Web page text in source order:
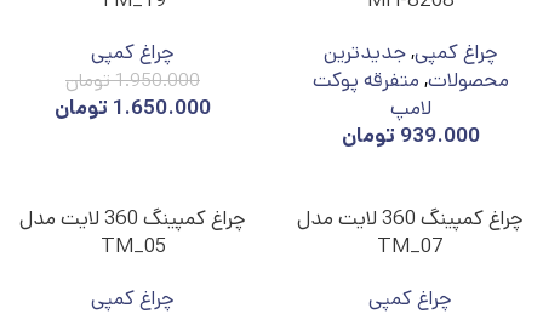
چراغ کمپی,جدیدترین
محصولات, متفرقه پوکت
لامپ
939.000 تومان
چراغ کمپی
1.950.000تومان
1.650.000 تومان
چراغ کمپینگ 360 لایت مدل
TM_07
چراغ کمپی
چراغ کمپینگ 360 لایت مدل
TM_05
چراغ کمپی